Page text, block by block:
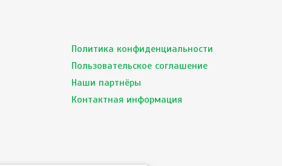
Политика конфиденциальности
Пользовательское соглашение
Наши партнёры
Контактная информация